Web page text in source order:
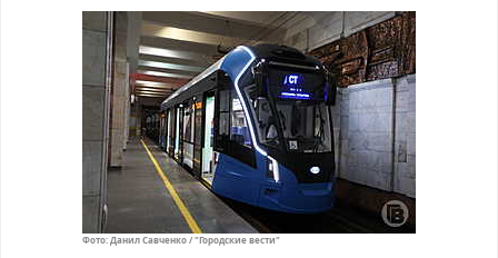
Фото: Данил Савченко / "Городские вести"